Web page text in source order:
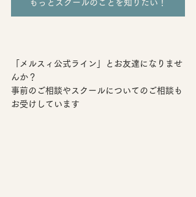
もっとスクールのことを知りたい！
「メルスィ公式ライン」とお友達になりませ
んか？
事前のご相談やスクールについてのご相談も
お受けしています